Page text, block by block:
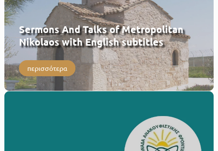
Sermons And Talks of Metropolitan
Nikolaos with English subtitles
περισσότερα